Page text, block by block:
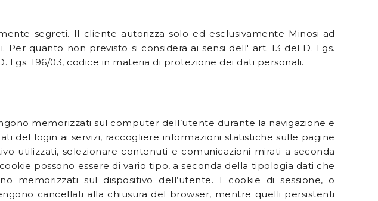
segreti. Il cliente autorizza solo ed esclusivamente Minosi ad
quanto non previsto si considera ai sensi dell' art. 13 del D. Lgs.
Lgs. 196/03, codice in materia di protezione dei dati personali.
memorizzati sul computer dell’utente durante la navigazione e
del login ai servizi, raccogliere informazioni statistiche sulle pagine
utilizzati, selezionare contenuti e comunicazioni mirati a seconda
possono essere di vario tipo, a seconda della tipologia dati che
memorizzati sul dispositivo dell’utente. I cookie di sessione, o
cancellati alla chiusura del browser, mentre quelli persistenti